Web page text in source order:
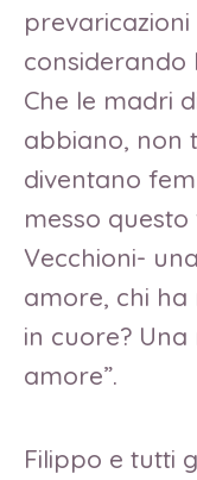
Che le madri
abbiano, non
diventano
messo
Vecchioni-
amore, chi
in cuore?
amore”.
Filippo e tutti